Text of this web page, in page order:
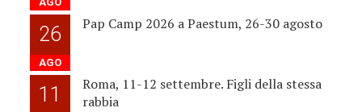
26
AGO
Pap Camp 2026 a Paestum, 26-30 agosto
11
Roma, 11-12 settembre. Figli della stessa
rabbia